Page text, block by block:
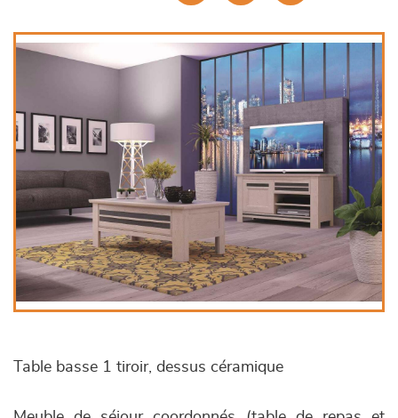
décoration
Table basse 1 tiroir, dessus céramique